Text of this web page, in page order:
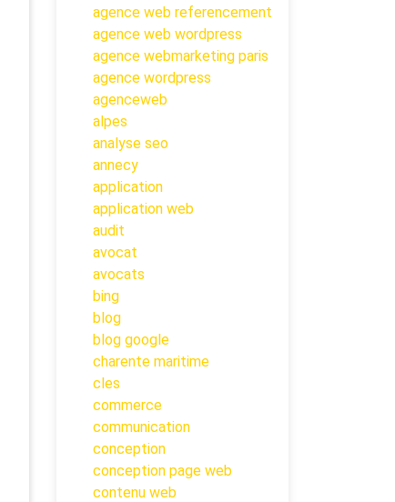
agence web referencement
agence web wordpress
agence webmarketing paris
agence wordpress
agenceweb
alpes
analyse seo
annecy
application
application web
audit
avocat
avocats
bing
blog
blog google
charente maritime
cles
commerce
communication
conception
conception page web
contenu web